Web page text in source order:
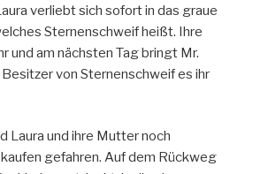
verliebt sich sofort in das graue
Sternenschweif heißt. Ihre
und am nächsten Tag bringt Mr.
von Sternenschweif es ihr
Laura und ihre Mutter noch
gefahren. Auf dem Rückweg